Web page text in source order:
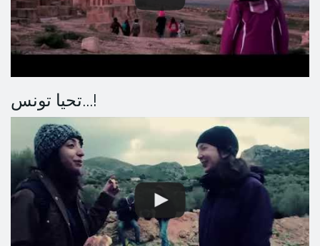
تحيا تونس...!